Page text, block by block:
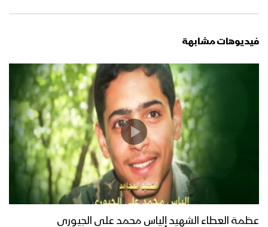
فيديوهات مشابهة
عظمة العطاء الشهيد إلياس محمد علي الجيوري